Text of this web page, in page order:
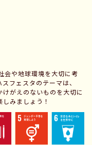
会や地球環境を大切に考
フェスタのテーマは、
けがえのないものを大切に
みましょう！